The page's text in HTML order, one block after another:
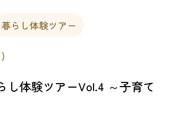
暮らし体験ツアー
し体験ツアーVol.4 ～子育て